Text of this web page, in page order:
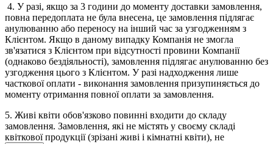
4. У разі, якщо за 3 години до моменту доставки замовлення,
повна передоплата не була внесена, це замовлення підлягає
анулюванню або переносу на інший час за узгодженням з
Клієнтом. Якщо в даному випадку Компанія не змогла
зв'язатися з Клієнтом при відсутності провини Компанії
(однаково бездіяльності), замовлення підлягає анулюванню без
узгодження цього з Клієнтом. У разі надходження лише
часткової оплати - виконання замовлення призупиняється до
моменту отримання повної оплати за замовлення.
5. Живі квіти обов'язково повинні входити до складу
замовлення. Замовлення, які не містять у своєму складі
квіткової продукції (зрізані живі і кімнатні квіти), не